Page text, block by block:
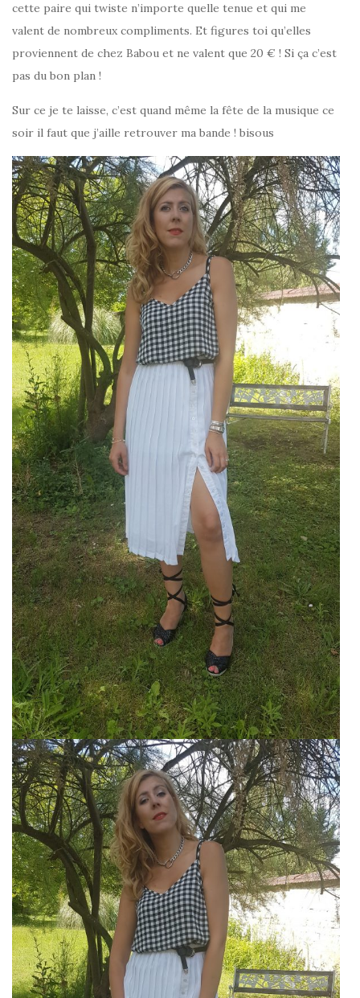
cette paire qui twiste n’importe quelle tenue et qui me
valent de nombreux compliments. Et figures toi qu’elles
proviennent de chez Babou et ne valent que 20 € ! Si ça c’est
pas du bon plan !
Sur ce je te laisse, c’est quand même la fête de la musique ce
soir il faut que j’aille retrouver ma bande ! bisous